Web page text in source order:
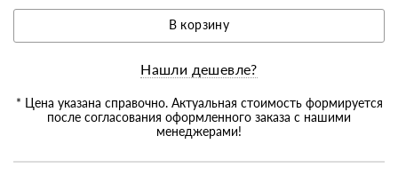
В корзину
Нашли дешевле?
* Цена указана справочно. Актуальная стоимость формируется
после согласования оформленного заказа с нашими
менеджерами!